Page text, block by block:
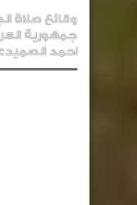
وقائع صلاة
جمهورية
احمد